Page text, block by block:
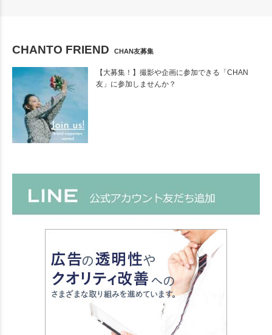
CHANTO FRIEND CHAN友募集
【大募集！】撮影や企画に参加できる「CHAN
友」に参加しませんか？